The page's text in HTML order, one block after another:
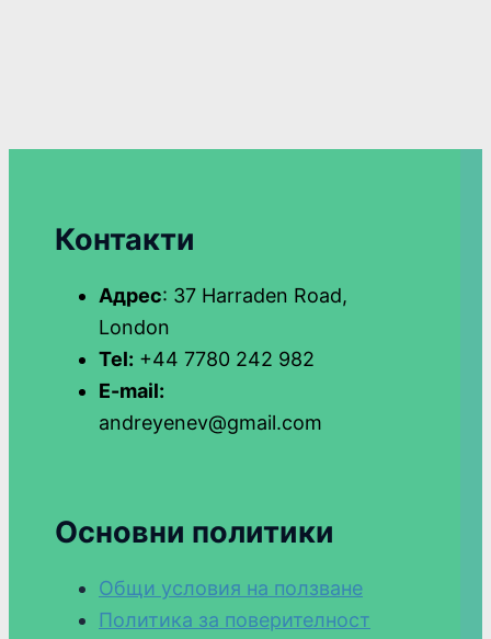
Контакти
Адрес: 37 Harraden Road,
London
Tel: +44 7780 242 982
E-mail:
andreyenev@gmail.com
Основни политики
Общи условия на ползване
Политика за поверителност